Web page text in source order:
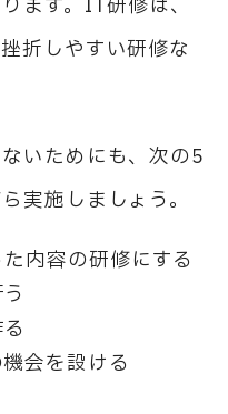
ます。 IT研修は、
折しやすい研修な
いためにも、次の5
実施しましょう。
内容の研修にする
会を設ける